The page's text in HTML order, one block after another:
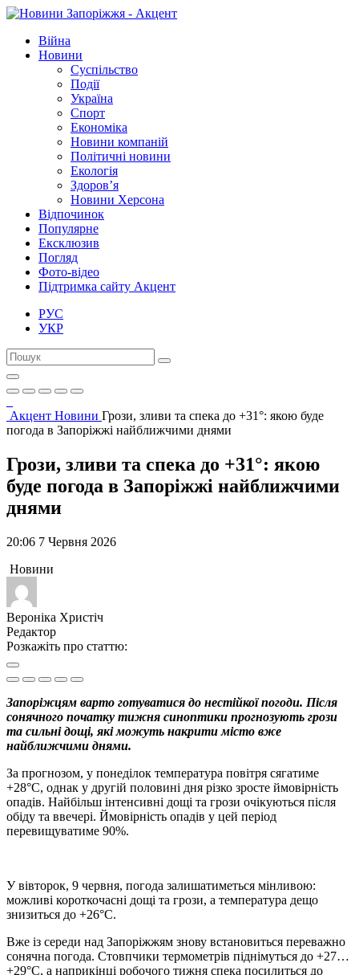
Війна
Новини
Суспільство
Події
Україна
Спорт
Економіка
Новини компаній
Політичні новини
Екологія
Здоров’я
Новини Херсона
Відпочинок
Популярне
Ексклюзив
Погляд
Фото-відео
Підтримка сайту Акцент
РУС
УКР
Акцент Новини Грози, зливи та спека до +31°: якою буде
погода в Запоріжжі найближчими днями
Грози, зливи та спека до +31°: якою
буде погода в Запоріжжі найближчими
днями
20:06 7 Червня 2026
Новини
Вероніка Христіч
Редактор
Розкажіть про статтю:
Запоріжцям варто готуватися до нестійкої погоди. Після
сонячного початку тижня синоптики прогнозують грози
та сильні дощі, які можуть накрити місто вже
найближчими днями.
За прогнозом, у понеділок температура повітря сягатиме
+28°C, однак у другій половині дня різко зросте ймовірність
опадів. Найбільш інтенсивні дощі та грози очікуються після
обіду та ввечері. Ймовірність опадів у цей період
перевищуватиме 90%.
У вівторок, 9 червня, погода залишатиметься мінливою:
можливі короткочасні дощі та грози, а температура дещо
знизиться до +26°C.
Вже із середи над Запоріжжям знову встановиться переважно
сонячна погода. Стовпчики термометрів піднімуться до +27…
+29°C, а наприкінці робочого тижня спека посилиться до